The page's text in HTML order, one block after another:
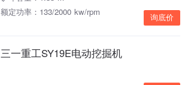
额定功率：133/2000 kw/rpm
询底价
三一重工SY19E电动挖掘机